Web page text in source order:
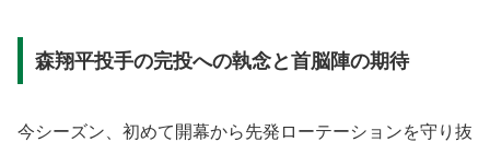
森翔平投手の完投への執念と首脳陣の期待
今シーズン、初めて開幕から先発ローテーションを守り抜